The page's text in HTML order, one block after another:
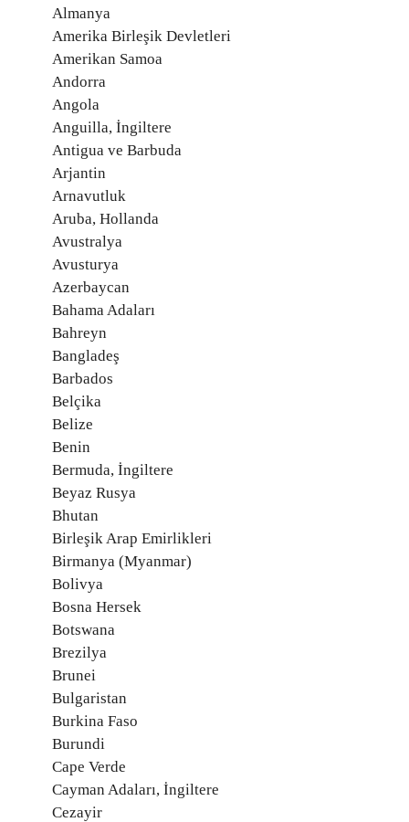
Almanya
Amerika Birleşik Devletleri
Amerikan Samoa
Andorra
Angola
Anguilla, İngiltere
Antigua ve Barbuda
Arjantin
Arnavutluk
Aruba, Hollanda
Avustralya
Avusturya
Azerbaycan
Bahama Adaları
Bahreyn
Bangladeş
Barbados
Belçika
Belize
Benin
Bermuda, İngiltere
Beyaz Rusya
Bhutan
Birleşik Arap Emirlikleri
Birmanya (Myanmar)
Bolivya
Bosna Hersek
Botswana
Brezilya
Brunei
Bulgaristan
Burkina Faso
Burundi
Cape Verde
Cayman Adaları, İngiltere
Cezayir